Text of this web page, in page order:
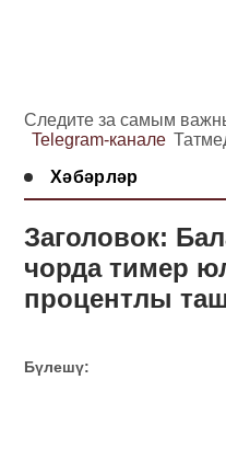
Следите за самым
Telegram-канале
Хәбәрләр
Заголовок:
чорда тимер
процентлы
Бүлешү: